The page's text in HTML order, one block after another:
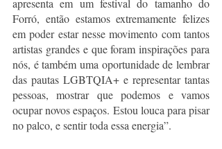
apresenta em um festival do tamanho do
Forró, então estamos extremamente felizes
em poder estar nesse movimento com tantos
artistas grandes e que foram inspirações para
nós, é também uma oportunidade de lembrar
das pautas LGBTQIA+ e representar tantas
pessoas, mostrar que podemos e vamos
ocupar novos espaços. Estou louca para pisar
no palco, e sentir toda essa energia”.